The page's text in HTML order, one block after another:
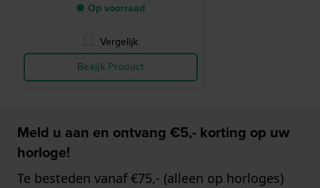
● Op voorraad
Vergelijk
Bekijk Product
Meld u aan en ontvang €5,- korting op uw
horloge!
Te besteden vanaf €75,- (alleen op horloges)